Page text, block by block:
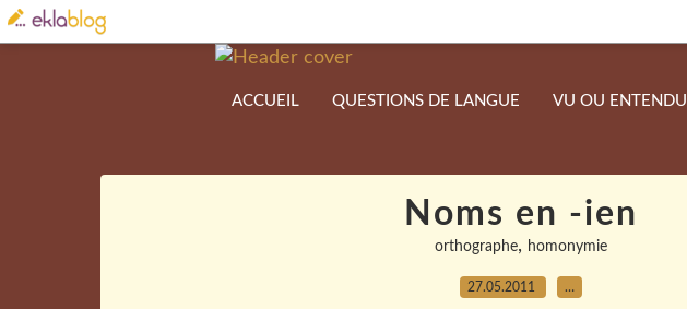
ACCUEIL QUESTIONS DE LANGUE VU OU ENTENDU
Noms en -ien
orthographe, homonymie
27.05.2011 …